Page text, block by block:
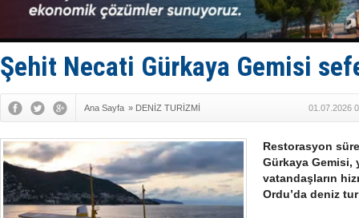
Depo ve
Kruvaziyer
SES
Denizlerin
Şehit Necati Gürkaya Gemisi
Ana Sayfa » DENİZ TURİZMİ 01.07.2026
Restorasyon
Gürkaya Gemisi,
vatandaşların
Ordu’da deniz